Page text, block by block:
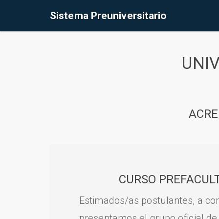
Sistema Preuniversitario
CURSO
Estimados/as postulantes, a